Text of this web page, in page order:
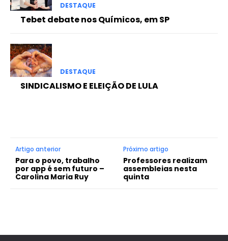
DESTAQUE
Tebet debate nos Químicos, em SP
DESTAQUE
SINDICALISMO E ELEIÇÃO DE LULA
Artigo anterior
Para o povo, trabalho
por app é sem futuro –
Carolina Maria Ruy
Próximo artigo
Professores realizam
assembleias nesta
quinta